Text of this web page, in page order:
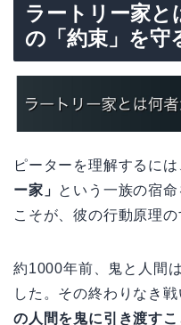
ラートリー家
の「約束」を守
ピーターを理解するに
ー家」 という一族の宿
こそが、彼の行動原理の
約1000年前、鬼と人間
した。その終わりなき
の人間を鬼に引き渡す